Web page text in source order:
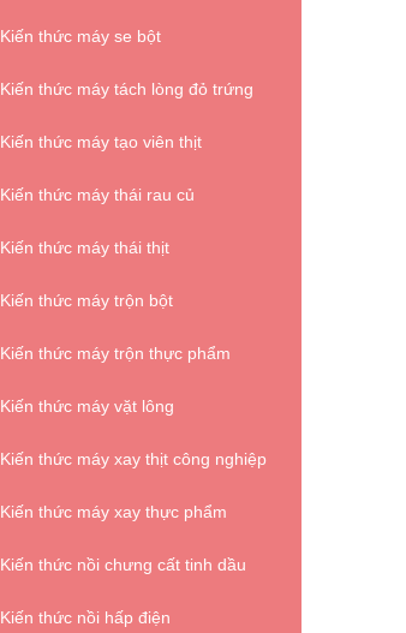
Kiến thức máy se bột
Kiến thức máy tách lòng đỏ trứng
Kiến thức máy tạo viên thịt
Kiến thức máy thái rau củ
Kiến thức máy thái thịt
Kiến thức máy trộn bột
Kiến thức máy trộn thực phẩm
Kiến thức máy vặt lông
Kiến thức máy xay thịt công nghiệp
Kiến thức máy xay thực phẩm
Kiến thức nồi chưng cất tinh dầu
Kiến thức nồi hấp điện